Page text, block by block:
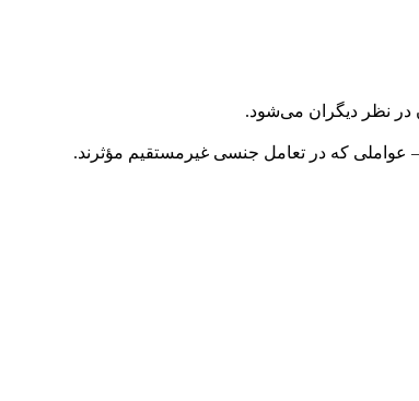
در نظر دیگران می‌شود.
— عواملی که در تعامل جنسی غیرمستقیم مؤثرند.